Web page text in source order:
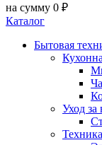
на сумму 0 ₽
Каталог
Бытовая
Уход за